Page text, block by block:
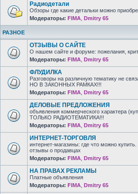
Радиодетали
Обзоры где какие детальки можно
Модераторы: FIMA Dmitry 65
РАЗНОЕ
ОТЗЫВЫ О САЙТЕ
О нашем сайте и форуме: пожелания,
Модераторы: FIMA Dmitry 65
ФЛУДИЛКА
Разговоры на различную тематику не
НО В ЗАКОННЫХ РАМКАХ!!!
Модераторы: FIMA Dmitry 65
ДЕЛОВЫЕ ПРЕДЛОЖЕНИЯ
объявления коммерческого характера
ТОЛЬКО РАДИОТЕМАТИКА!!!
Модераторы: FIMA Dmitry 65
ИНТЕРНЕТ-ТОРГОВЛЯ
интернет-магазины: где что можно купить.
отзывы о продавцах
Модераторы: FIMA Dmitry 65
НА ПРАВАХ РЕКЛАМЫ
Платные объявления
Модераторы: FIMA Dmitry 65